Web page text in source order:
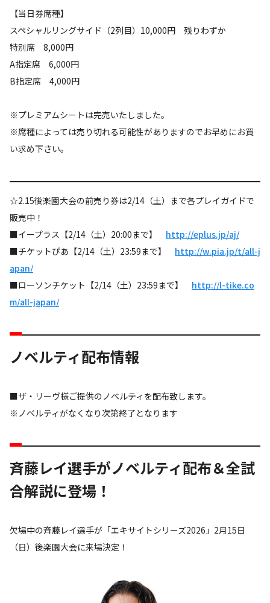
【当日券席種】
スペシャルリングサイド（2列目）10,000円 残りわずか
特別席 8,000円
A指定席 6,000円
B指定席 4,000円
※プレミアムシートは完売いたしました。
※席種によっては売り切れる可能性がありますのでお早めにお買
い求め下さい。
☆2.15後楽園大会の前売り券は2/14（土）まで各プレイガイドで
販売中！
■イープラス【2/14（土）20:00まで】 http://eplus.jp/aj/
■チケットぴあ【2/14（土）23:59まで】 http://w.pia.jp/t/all-j
apan/
■ローソンチケット【2/14（土）23:59まで】 http://l-tike.co
m/all-japan/
ノベルティ配布情報
■ザ・リーヴ様ご提供のノベルティを配布致します。
※ノベルティがなくなり次第終了となります
斉藤レイ選手がノベルティ配布＆全試
合解説に登場！
欠場中の斉藤レイ選手が「エキサイトシリーズ2026」2月15日
（日）後楽園大会に来場決定！